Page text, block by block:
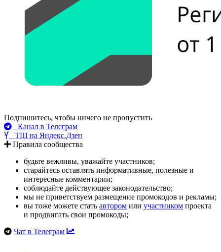
Подпишитесь, чтобы ничего не пропустить
Канал в Телеграм
ТШ на Яндекс.Дзен
Правила сообщества
будьте вежливы, уважайте участников;
старайтесь оставлять информативные, полезные и
интересные комментарии;
соблюдайте действующее законодательство;
мы не приветствуем размещение промокодов и рекламы;
вы тоже можете стать автором или участником проекта
и продвигать свои промокоды;
Чат в Телеграм